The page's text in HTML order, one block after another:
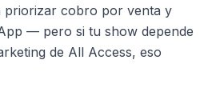
priorizar cobro por venta y
— pero si tu show depende
de All Access, eso